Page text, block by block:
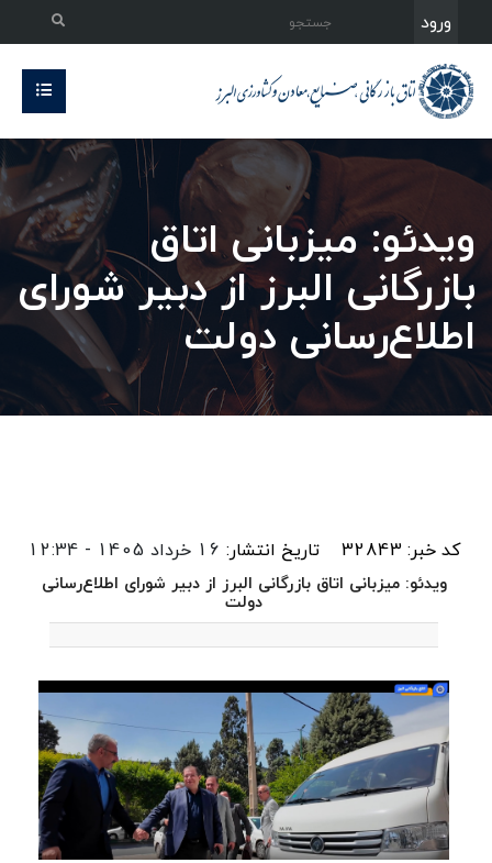
ورود
ویدئو: میزبانی اتاق
بازرگانی البرز از دبیر شورای
اطلاع‌رسانی دولت
کد خبر: 32843 تاریخ انتشار: 16 خرداد 1405 - 12:34
ویدئو: میزبانی اتاق بازرگانی البرز از دبیر شورای اطلاع‌رسانی
دولت